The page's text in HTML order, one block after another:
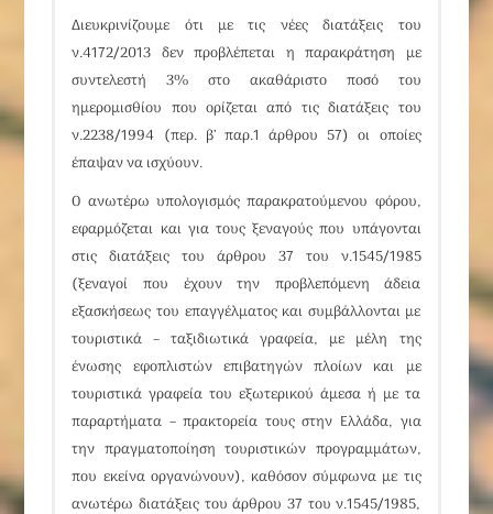
Διευκρινίζουμε ότι με τις νέες διατάξεις του
ν.4172/2013 δεν προβλέπεται η παρακράτηση με
συντελεστή 3% στο ακαθάριστο ποσό του
ημερομισθίου που ορίζεται από τις διατάξεις του
ν.2238/1994 (περ. β’ παρ.1 άρθρου 57) οι οποίες
έπαψαν να ισχύουν.
Ο ανωτέρω υπολογισμός παρακρατούμενου φόρου,
εφαρμόζεται και για τουςξεναγούς που υπάγονται
στις διατάξεις του άρθρου 37 του ν.1545/1985
(ξεναγοί που έχουν την προβλεπόμενη άδεια
εξασκήσεως του επαγγέλματος και συμβάλλονται με
τουριστικά – ταξιδιωτικά γραφεία, με μέλη της
ένωσης εφοπλιστών επιβατηγών πλοίων και με
τουριστικά γραφεία του εξωτερικού άμεσα ή με τα
παραρτήματα – πρακτορεία τους στην Ελλάδα, για
την πραγματοποίηση τουριστικών προγραμμάτων,
που εκείνα οργανώνουν), καθόσον σύμφωνα με τις
ανωτέρω διατάξεις του άρθρου 37 του ν.1545/1985,